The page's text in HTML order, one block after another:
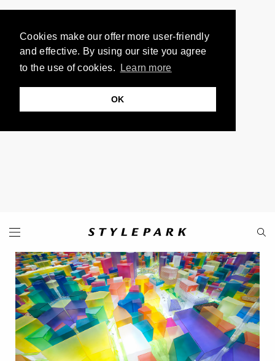
Cookies make our offer more user-friendly
and effective. By using our site you agree
to the use of cookies.
Learn more
OK